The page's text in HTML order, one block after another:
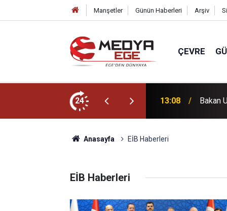
Manşetler Günün Haberleri Arşiv
ÇEVRE
24 13:02
Anasayfa EİB Haberleri
EİB Haberleri